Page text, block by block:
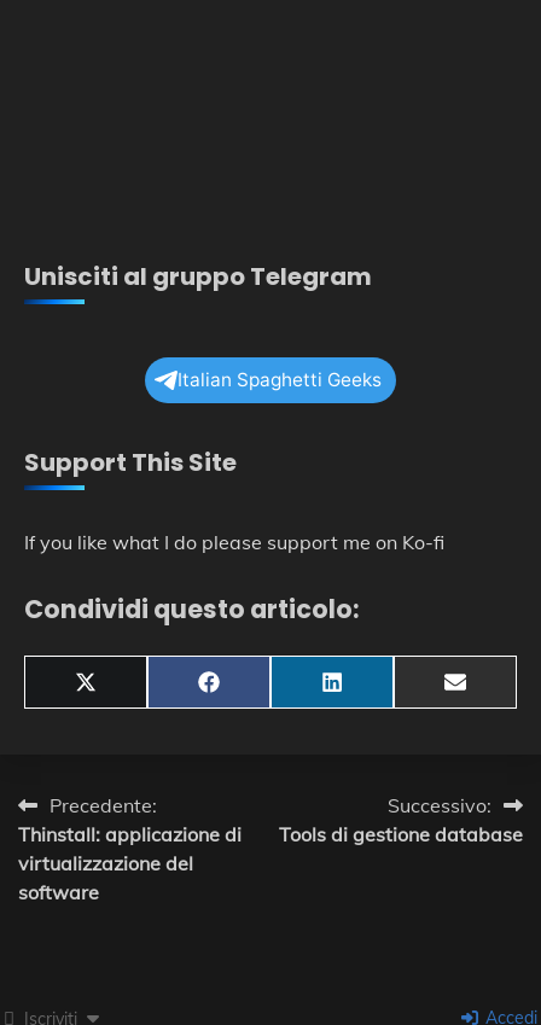
Unisciti al gruppo Telegram
Italian Spaghetti Geeks
Support This Site
If you like what I do please support me on Ko-fi
Condividi questo articolo:
Share
on
X
(Twitter)
Share
on
Facebook
Share
on
LinkedIn
Share
on
Email
Navigazione
articoli
Precedente:
Thinstall: applicazione di
virtualizzazione del
software
Successivo:
Tools di gestione database
Iscriviti Accedi